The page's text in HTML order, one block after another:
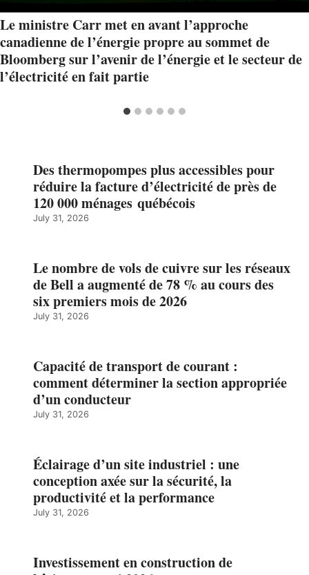
Le ministre Carr met en avant l’approche
canadienne de l’énergie propre au sommet de
Bloomberg sur l’avenir de l’énergie et le secteur de
l’électricité en fait partie
Des thermopompes plus accessibles pour
réduire la facture d’électricité de près de
120 000 ménages québécois
July 31, 2026
Le nombre de vols de cuivre sur les réseaux
de Bell a augmenté de 78 % au cours des
six premiers mois de 2026
July 31, 2026
Capacité de transport de courant :
comment déterminer la section appropriée
d’un conducteur
July 31, 2026
Éclairage d’un site industriel : une
conception axée sur la sécurité, la
productivité et la performance
July 31, 2026
Investissement en construction de